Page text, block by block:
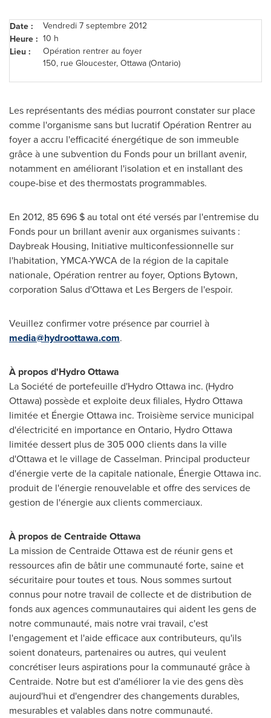
Date : Vendredi 7 septembre 2012
Heure : 10 h
Lieu :
Opération rentrer au foyer
150, rue Gloucester,Ottawa(Ontario)
Les représentants des médias pourront constater sur place
comme l'organisme sans but lucratif Opération Rentrer au
foyer a accru l'efficacité énergétique de son immeuble
grâce à une subvention du Fonds pour un brillant avenir,
notamment en améliorant l'isolation et en installant des
coupe-bise et des thermostats programmables.
En 2012, 85 696 $ au total ont été versés par l'entremise du
Fonds pour un brillant avenir aux organismes suivants :
Daybreak Housing, Initiative multiconfessionnelle sur
l'habitation, YMCA-YWCA de la région de la capitale
nationale, Opération rentrer au foyer, Options Bytown,
corporation Salus d'Ottawa et Les Bergers de l'espoir.
Veuillez confirmer votre présence par courriel à
media@hydroottawa.com.
À propos d'HydroOttawa
La Société de portefeuille d'HydroOttawa inc. (Hydro
Ottawa) possède et exploite deux filiales, HydroOttawa
limitée et ÉnergieOttawa inc. Troisième service municipal
d'électricité en importance en Ontario, HydroOttawa
limitée dessert plus de 305 000 clients dans la ville
d'Ottawa et le village de Casselman. Principal producteur
d'énergie verte de la capitale nationale, ÉnergieOttawa inc.
produit de l'énergie renouvelable et offre des services de
gestion de l'énergie aux clients commerciaux.
À propos de CentraideOttawa
La mission de CentraideOttawaest de réunir gens et
ressources afin de bâtir une communauté forte, saine et
sécuritaire pour toutes et tous. Nous sommes surtout
connus pour notre travail de collecte et de distribution de
fonds aux agences communautaires qui aident les gens de
notre communauté, mais notre vrai travail, c'est
l'engagement et l'aide efficace aux contributeurs, qu'ils
soient donateurs, partenaires ou autres, qui veulent
concrétiser leurs aspirations pour la communauté grâce à
Centraide. Notre but est d'améliorer la vie des gens dès
aujourd'hui et d'engendrer des changements durables,
mesurables et valables dans notre communauté.